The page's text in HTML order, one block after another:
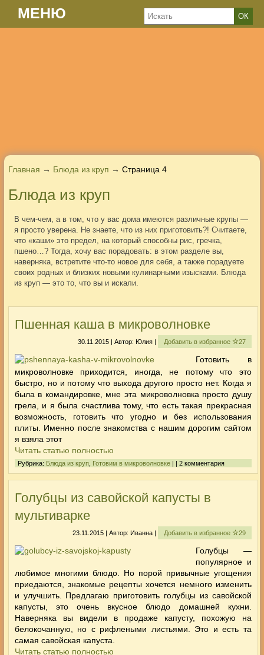
МЕНЮ
Главная → Блюда из круп → Страница 4
Блюда из круп
В чем-чем, а в том, что у вас дома имеются различные крупы —
я просто уверена. Не знаете, что из них приготовить?! Считаете,
что «каши» это предел, на который способны рис, гречка,
пшено…? Тогда, хочу вас порадовать: в этом разделе вы,
наверняка, встретите что-то новое для себя, а также порадуете
своих родных и близких новыми кулинарными изысками. Блюда
из круп — это то, что вы и искали.
Пшенная каша в микроволновке
30.11.2015 | Автор: Юлия | Добавить в избранное 27
Готовить в
микроволновке приходится, иногда, не потому что это
быстро, но и потому что выхода другого просто нет. Когда я
была в командировке, мне эта микроволновка просто душу
грела, и я была счастлива тому, что есть такая прекрасная
возможность, готовить что угодно и без использования
плиты. Именно после знакомства с нашим дорогим сайтом
я взяла этот
Читать статью полностью
Рубрика: Блюда из круп, Готовим в микроволновке| | 2 комментария
Голубцы из савойской капусты в
мультиварке
23.11.2015 | Автор: Иванна | Добавить в избранное 29
Голубцы —
популярное и
любимое многими блюдо. Но порой привычные угощения
приедаются, знакомые рецепты хочется немного изменить
и улучшить. Предлагаю приготовить голубцы из савойской
капусты, это очень вкусное блюдо домашней кухни.
Наверняка вы видели в продаже капусту, похожую на
белокочанную, но с рифлеными листьями. Это и есть та
самая савойская капуста.
Читать статью полностью